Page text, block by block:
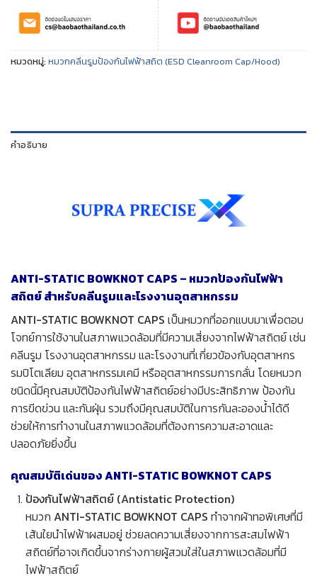
หมวดหมู่: หมวกคลีนรูมป้องกันไฟฟ้าสถิต (ESD Cleanroom Cap/Hood)
คำอธิบาย
ANTI-STATIC BOWKNOT CAPS – หมวกป้องกันไฟฟ้า
สถิตย์ สำหรับคลีนรูมและโรงงานอุตสาหกรรม
ANTI-STATIC BOWKNOT CAPS เป็นหมวกที่ออกแบบมาเพื่อตอบ
โจทย์การใช้งานในสภาพแวดล้อมที่มีความเสี่ยงจากไฟฟ้าสถิตย์ เช่น
คลีนรูม โรงงานอุตสาหกรรม และโรงงานที่เกี่ยวข้องกับอุตสาหกร
รมปิโตเลียม อุตสาหกรรมเคมี หรืออุตสาหกรรมการกลั่น โดยหมวก
ชนิดนี้มีคุณสมบัติป้องกันไฟฟ้าสถิตย์อย่างมีประสิทธิภาพ ป้องกัน
การขีดข่วน และกันฝุ่น รวมถึงมีคุณสมบัติในการกันละอองน้ำได้ดี
ช่วยให้การทำงานในสภาพแวดล้อมที่ต้องการความสะอาดและ
ปลอดภัยยิ่งขึ้น
คุณสมบัติเด่นของ ANTI-STATIC BOWKNOT CAPS
ป้องกันไฟฟ้าสถิตย์ (Antistatic Protection)
หมวก ANTI-STATIC BOWKNOT CAPS ทำจากผ้าทอพิเศษที่มี
เส้นใยนำไฟฟ้าผสมอยู่ ช่วยลดความเสี่ยงจากการสะสมไฟฟ้า
สถิตย์ที่อาจเกิดขึ้นจากร่างกายผู้สวมใส่ในสภาพแวดล้อมที่มี
ไฟฟ้าสถิตย์